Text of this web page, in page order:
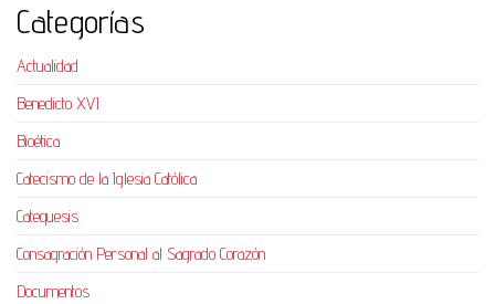
Categorías
Actualidad
Benedicto XVI
Bioética
Catecismo de la Iglesia Católica
Catequesis
Consagración Personal al Sagrado Corazón
Documentos